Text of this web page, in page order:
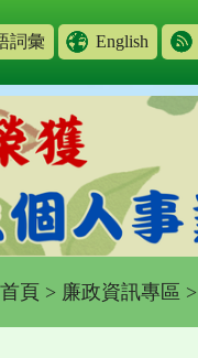
詞彙 English
首頁 > 廉政資訊專區 >